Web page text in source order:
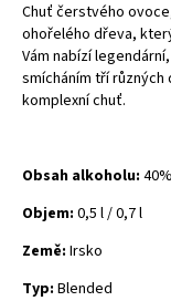
Chuť čerstvého
ohořelého dřeva,
Vám nabízí
smícháním tří
komplexní chuť.
Obsah alkoholu: 40%
Objem: 0,5 l / 0,7 l
Země: Irsko
Typ: Blended